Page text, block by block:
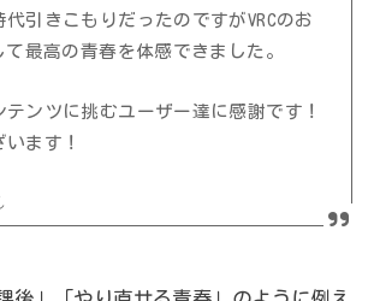
引きこもりだったのですがVRCのお
最高の青春を体感できました。
ンツに挑むユーザー達に感謝です！
ます！